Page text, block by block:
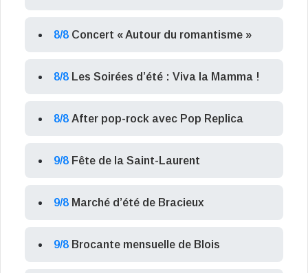
8/8 Concert « Autour du romantisme »
8/8 Les Soirées d’été : Viva la Mamma !
8/8 After pop-rock avec Pop Replica
9/8 Fête de la Saint-Laurent
9/8 Marché d’été de Bracieux
9/8 Brocante mensuelle de Blois